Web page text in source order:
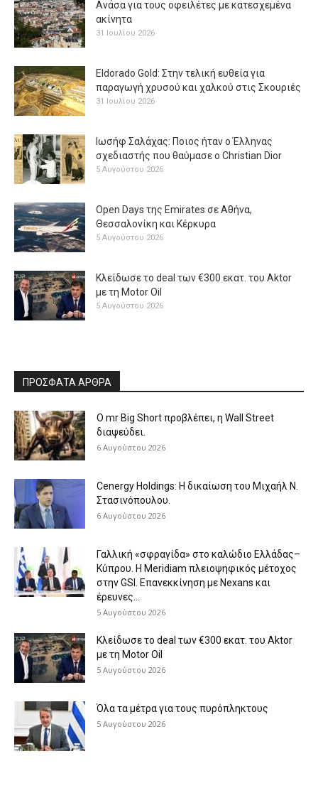
Ανάσα για τους οφειλέτες με κατεσχεμένα
ακίνητα
31 Ιουλίου 2026
Eldorado Gold: Στην τελική ευθεία για
παραγωγή χρυσού και χαλκού στις Σκουριές
31 Ιουλίου 2026
Ιωσήφ Σαλάχας: Ποιος ήταν ο Έλληνας
σχεδιαστής που θαύμασε ο Christian Dior
5 Αυγούστου 2026
Open Days της Emirates σε Αθήνα,
Θεσσαλονίκη και Κέρκυρα
5 Αυγούστου 2026
Κλείδωσε το deal των €300 εκατ. του Aktor
με τη Μotor Oil
5 Αυγούστου 2026
ΠΡΟΣΦΑΤΑ ΑΡΘΡΑ
O mr Big Short προβλέπει, η Wall Street
διαψεύδει.
6 Αυγούστου 2026
Cenergy Holdings: Η δικαίωση του Μιχαήλ Ν.
Στασινόπουλου.
6 Αυγούστου 2026
Γαλλική «σφραγίδα» στο καλώδιο Ελλάδας–
Κύπρου. Η Meridiam πλειοψηφικός μέτοχος
στην GSI. Επανεκκίνηση με Nexans και
έρευνες...
5 Αυγούστου 2026
Κλείδωσε το deal των €300 εκατ. του Aktor
με τη Μotor Oil
5 Αυγούστου 2026
Όλα τα μέτρα για τους πυρόπληκτους
5 Αυγούστου 2026